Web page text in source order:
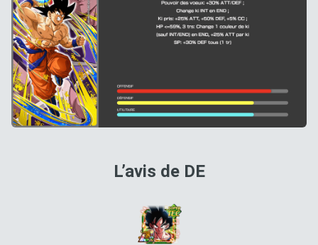
L’avis de DE